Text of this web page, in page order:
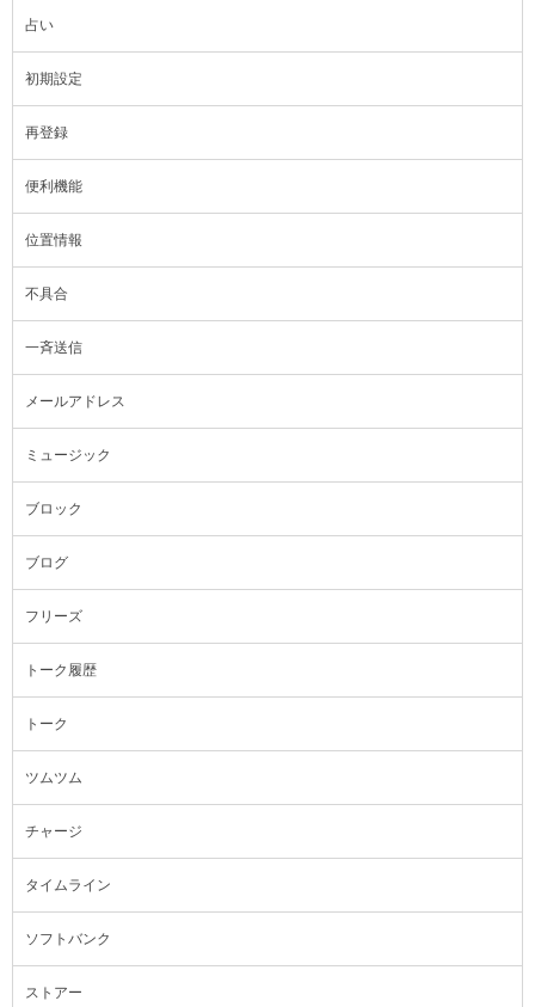
占い
初期設定
再登録
便利機能
位置情報
不具合
一斉送信
メールアドレス
ミュージック
ブロック
ブログ
フリーズ
トーク履歴
トーク
ツムツム
チャージ
タイムライン
ソフトバンク
ストアー